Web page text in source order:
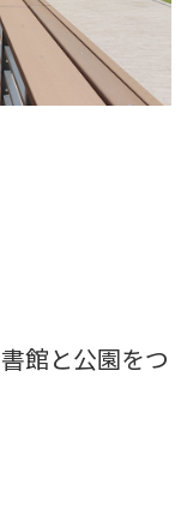
館と公園をつ